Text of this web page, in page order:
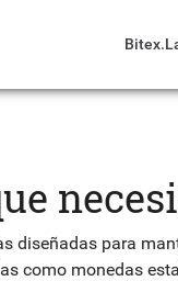
diseñadas para
como monedas